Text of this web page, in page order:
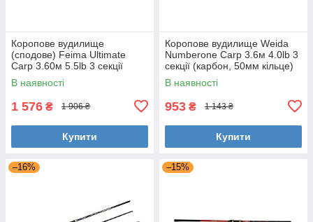
Коропове вудилище
(сподове) Feima Ultimate
Carp 3.60м 5.5lb 3 секції
(50мм кільце) (8260)
В наявності
1 576 ₴ 1 906 ₴
Купити
Коропове вудилище Weida
Numberone Carp 3.6м 4.0lb 3
секції (карбон, 50мм кільце)
(G-459-360)
В наявності
953 ₴ 1 143 ₴
Купити
–16% –15%